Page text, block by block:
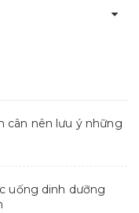
cân nên lưu ý những
uống dinh dưỡng